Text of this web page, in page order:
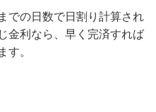
での日数で日割り計算され
金利なら、早く完済すれば
す。